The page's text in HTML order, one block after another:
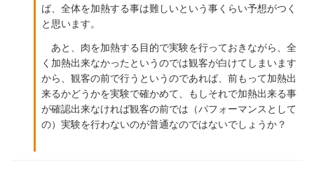
ば、全体を加熱する事は難しいという事くらい予想がつく
と思います。
あと、肉を加熱する目的で実験を行っておきながら、全
く加熱出来なかったというのでは観客が白けてしまいます
から、観客の前で行うというのであれば、前もって加熱出
来るかどうかを実験で確かめて、もしそれで加熱出来る事
が確認出来なければ観客の前では（パフォーマンスとして
の）実験を行わないのが普通なのではないでしょうか？